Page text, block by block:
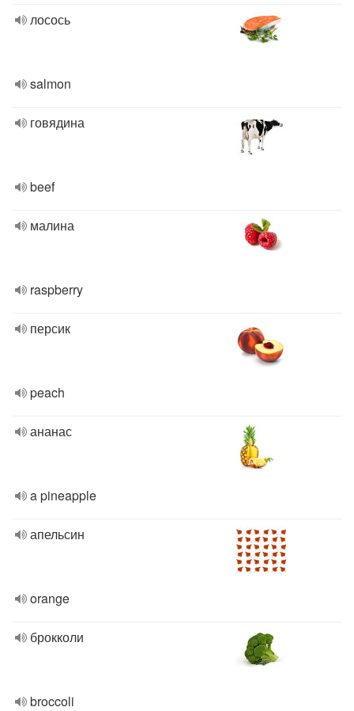
лосось
salmon
говядина
beef
малина
raspberry
персик
peach
ананас
a pineapple
апельсин
orange
брокколи
broccoli